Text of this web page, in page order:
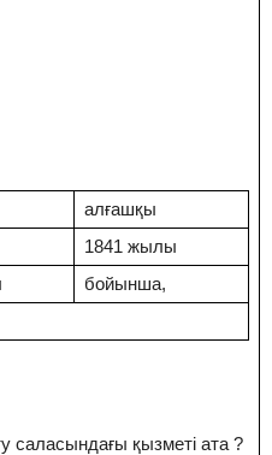
алғашқы
1841 жылы
бойынша,
саласындағы қызметі ата ?